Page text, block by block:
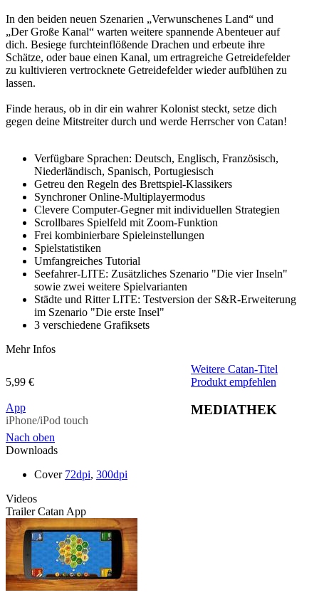
In den beiden neuen Szenarien „Verwunschenes Land“ und
„Der Große Kanal“ warten weitere spannende Abenteuer auf
dich. Besiege furchteinflößende Drachen und erbeute ihre
Schätze, oder baue einen Kanal, um ertragreiche Getreidefelder
zu kultivieren vertrocknete Getreidefelder wieder aufblühen zu
lassen.
Finde heraus, ob in dir ein wahrer Kolonist steckt, setze dich
gegen deine Mitstreiter durch und werde Herrscher von Catan!
Verfügbare Sprachen: Deutsch, Englisch, Französisch,
Niederländisch, Spanisch, Portugiesisch
Getreu den Regeln des Brettspiel-Klassikers
Synchroner Online-Multiplayermodus
Clevere Computer-Gegner mit individuellen Strategien
Scrollbares Spielfeld mit Zoom-Funktion
Frei kombinierbare Spieleinstellungen
Spielstatistiken
Umfangreiches Tutorial
Seefahrer-LITE: Zusätzliches Szenario "Die vier Inseln"
sowie zwei weitere Spielvarianten
Städte und Ritter LITE: Testversion der S&R-Erweiterung
im Szenario "Die erste Insel"
3 verschiedene Grafiksets
Mehr Infos
5,99 €
App
iPhone/iPod touch
Weitere Catan-Titel
Produkt empfehlen
MEDIATHEK
Nach oben
Downloads
Cover 72dpi, 300dpi
Videos
Trailer Catan App